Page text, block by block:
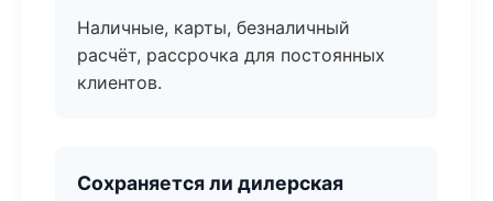
Наличные, карты, безналичный
расчёт, рассрочка для постоянных
клиентов.
Сохраняется ли дилерская